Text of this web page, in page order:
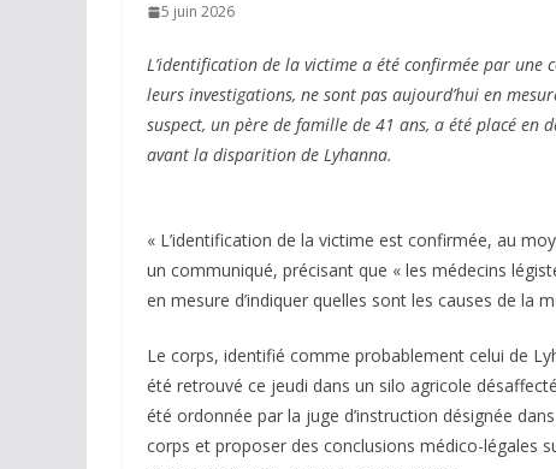
5 juin 2026
L’identification de la victime a été confirmée par une
leurs investigations, ne sont pas aujourd’hui en
suspect, un père de famille de 41 ans, a été placé
avant la disparition de Lyhanna.
« L’identification de la victime est confirmée, au
un communiqué, précisant que « les médecins
en mesure d’indiquer quelles sont les causes de la
Le corps, identifié comme probablement celui de
été retrouvé ce jeudi dans un silo agricole
été ordonnée par la juge d’instruction désignée
corps et proposer des conclusions médico-légales